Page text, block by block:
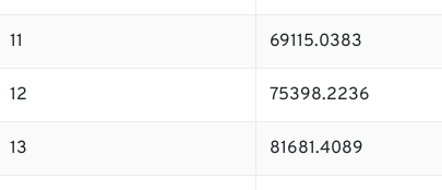
11 69115.0383
12 75398.2236
13 81681.4089